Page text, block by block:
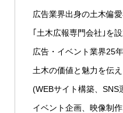
広告業界出身の土木偏
｢土木広報専門会社｣を設
広告・イベント業界25
土木の価値と魅力を伝
(WEBサイト構築、SNS
イベント企画、映像制